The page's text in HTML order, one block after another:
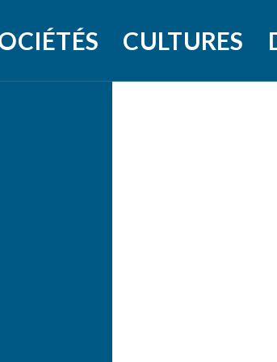
CULTURES